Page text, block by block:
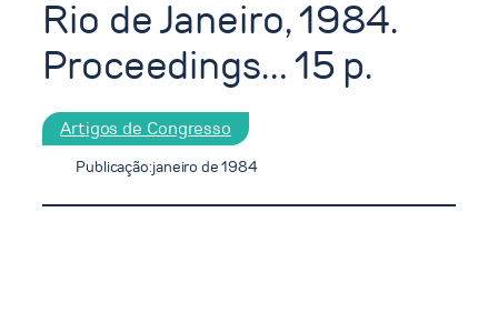
Rio de Janeiro, 1984.
Proceedings… 15 p.
Artigos de Congresso
Publicação:janeiro de 1984